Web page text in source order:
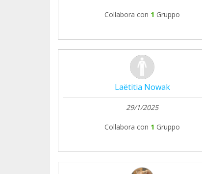
Collabora con 1 Gruppo
Laëtitia Nowak
29/1/2025
Collabora con 1 Gruppo